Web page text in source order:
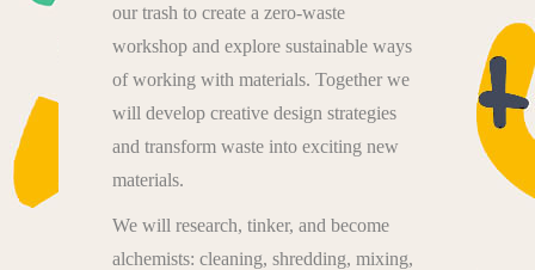
our trash to create a zero-waste
workshop and explore sustainable ways
of working with materials. Together we
will develop creative design strategies
and transform waste into exciting new
materials.
We will research, tinker, and become
alchemists: cleaning, shredding, mixing,